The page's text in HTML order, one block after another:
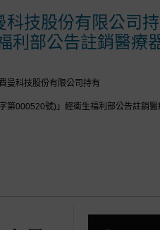
科技股份有限公司
利部公告註銷醫療
曼科技股份有限公司持有
第000520號)」經衛生福利部公告註銷